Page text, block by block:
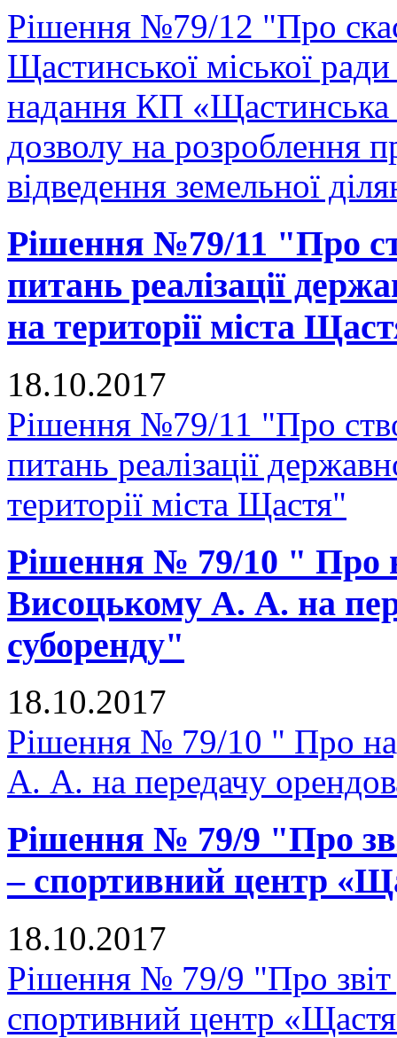
Рішення №79/12 "Про
Щастинської міської
надання КП «Щастинська
дозволу на розроблення
відведення земельної
Рішення №79/11 "Про
питань реалізації
на території міста
18.10.2017
Рішення №79/11 "Про
питань реалізації
території міста Щастя"
Рішення № 79/10 " Про
Висоцькому А. А. на
суборенду"
18.10.2017
Рішення № 79/10 " Про
А. А. на передачу
Рішення № 79/9 "Про
– спортивний центр
18.10.2017
Рішення № 79/9 "Про
спортивний центр